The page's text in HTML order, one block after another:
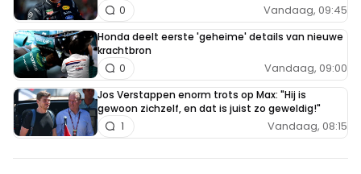
Vandaag, 09:45
0
Honda deelt eerste 'geheime' details van nieuwe
krachtbron
Vandaag, 09:00
0
Jos Verstappen enorm trots op Max: "Hij is
gewoon zichzelf, en dat is juist zo geweldig!"
Vandaag, 08:15
1